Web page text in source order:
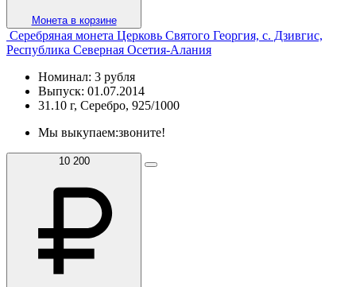
Монета в корзине
Серебряная монета Церковь Святого Георгия, с. Дзивгис,
Республика Северная Осетия-Алания
Номинал: 3 рубля
Выпуск: 01.07.2014
31.10 г, Серебро, 925/1000
Мы выкупаем:звоните!
10 200